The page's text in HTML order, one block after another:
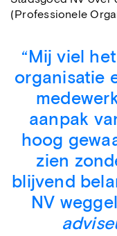
(Professionele
“Mij viel
organisatie
aanpak
hoog
zien
blijvend
NV